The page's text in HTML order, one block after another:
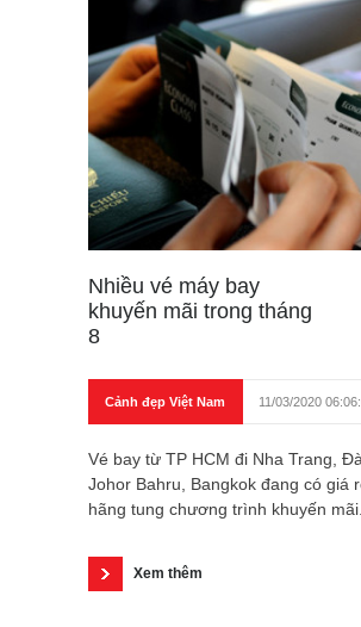
Nhiều vé máy bay
khuyến mãi trong tháng
8
Cảnh đẹp Việt Nam 11/03/2020
Vé bay từ TP HCM đi Nha Trang,
Johor Bahru, Bangkok đang có giá
hãng tung chương trình khuyến mãi.
Xem thêm